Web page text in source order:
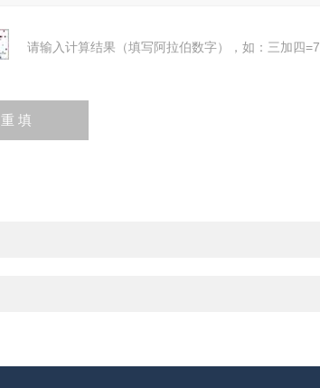
请输入计算结果（填写阿拉伯数字），如：三加四=7